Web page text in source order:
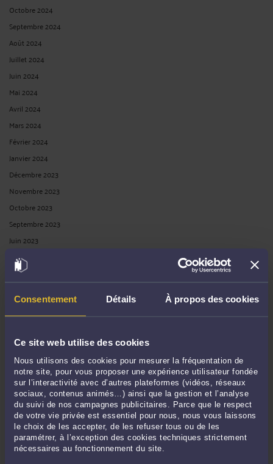
Consentement Détails À propos des cookies
Ce site web utilise des cookies
Nous utilisons des cookies pour mesurer la fréquentation de
notre site, pour vous proposer une expérience utilisateur fondée
sur l’interactivité avec d’autres plateformes (vidéos, réseaux
sociaux, contenus animés…) ainsi que la gestion et l’analyse
du suivi de nos campagnes publicitaires. Parce que le respect
de votre vie privée est essentiel pour nous, nous vous laissons
le choix de les accepter, de les refuser tous ou de les
paramétrer, à l’exception des cookies techniques strictement
nécessaires au fonctionnement du site.
Octobre 2024
Septembre 2024
Août 2024
Juillet 2024
Juin 2024
Mai 2024
Avril 2024
Mars 2024
Février 2024
Janvier 2024
Décembre 2023
Novembre 2023
Octobre 2023
Septembre 2023
Juin 2023
Mai 2023
Avril 2023
Février 2023
Novembre 2022
Octobre 2022
Septembre 2022
Août 2022
Juillet 2022
Juin 2022
Mai 2022
Avril 2022